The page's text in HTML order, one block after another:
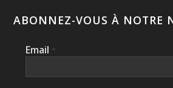
ABONNEZ-VOUS À NOTRE
Email *